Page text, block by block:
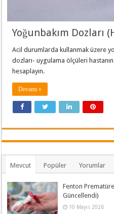
Yoğunbakım Dozları
Acil durumlarda kullanmak üzere
dozları- uygulama ölçüleri
hesaplayın.
Devamı »
Mevcut Popüler Yorumlar
Fenton
Güncellendi)
10 Mayıs 2026